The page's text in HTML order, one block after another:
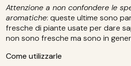
Attenzione a non confondere le
aromatiche: queste ultime sono
fresche di piante usate per dare
non sono fresche ma sono in
Come utilizzarle